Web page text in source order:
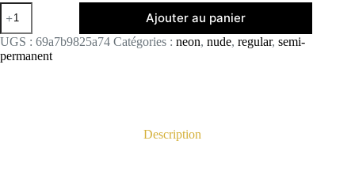
quantité
de
AC46
Ajouter au panier
UGS : 69a7b9825a74 Catégories : neon, nude, regular, semi-
permanent
Description